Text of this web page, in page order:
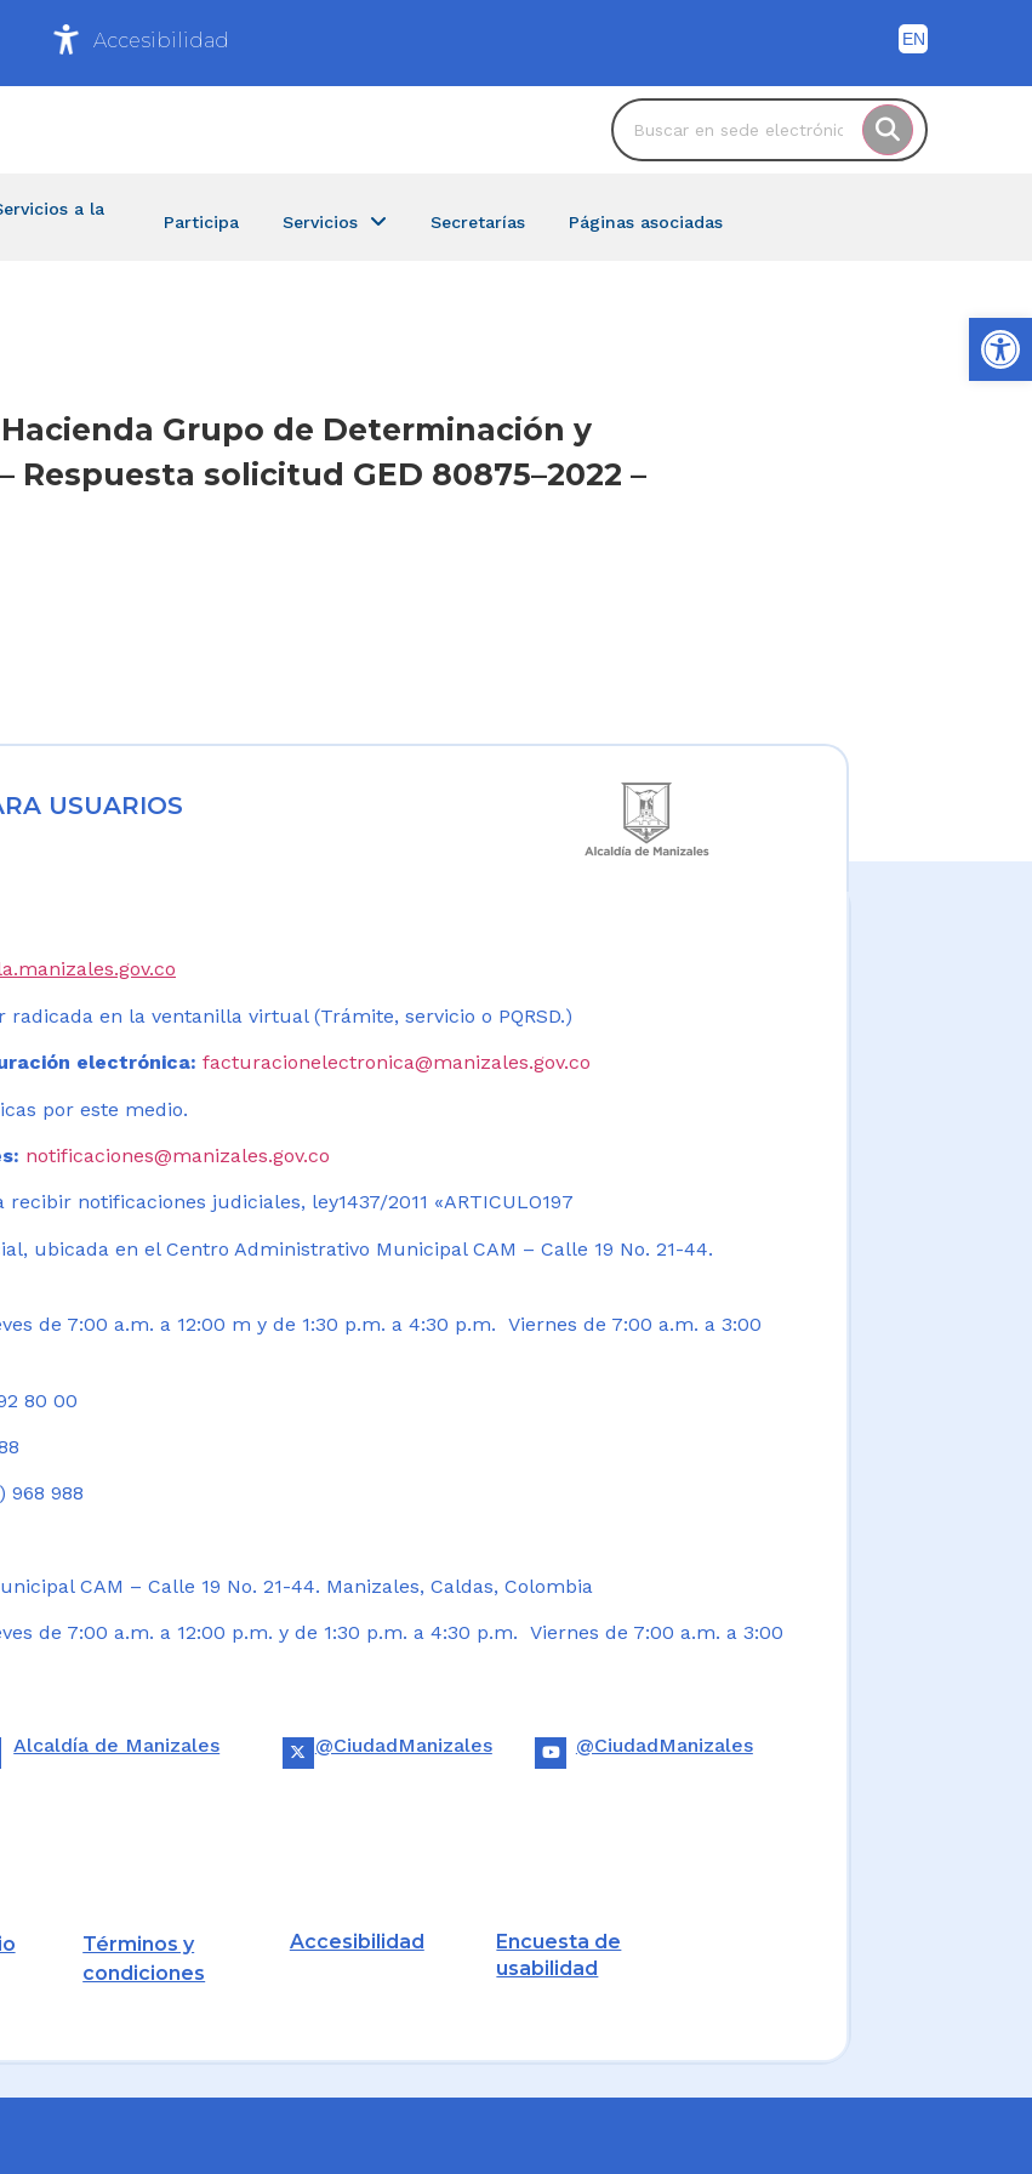
Accesibilidad
a la
Participa Servicios Secretarías Páginas asociadas
Grupo de Determinación y
solicitud GED 80875–2022 –
USUARIOS
en la ventanilla virtual (Trámite, servicio o PQRSD.)
electrónica: facturacionelectronica@manizales.gov.co
por este medio.
notificaciones@manizales.gov.co
notificaciones judiciales, ley1437/2011 «ARTICULO197
ubicada en el Centro Administrativo Municipal CAM – Calle 19 No. 21-44.
de 7:00 a.m. a 12:00 m y de 1:30 p.m. a 4:30 p.m. Viernes de 7:00 a.m. a 3:00
80 00
968 988
CAM – Calle 19 No. 21-44. Manizales, Caldas, Colombia
de 7:00 a.m. a 12:00 p.m. y de 1:30 p.m. a 4:30 p.m. Viernes de 7:00 a.m. a 3:00
Alcaldía de Manizales @CiudadManizales @CiudadManizales
Términos y
condiciones
Accesibilidad
Encuesta de
usabilidad